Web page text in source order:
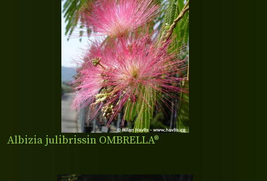
Albizia julibrissin OMBRELLA®